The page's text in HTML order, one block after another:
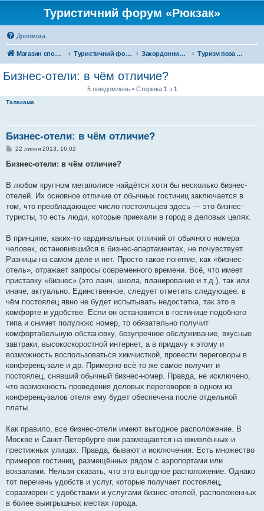
Туристичний форум «Рюкзак»
Допомога
Магазин спорядження Туристичний форум «Рюкзак» Закордонний туризм Туризм поза територією України
Бизнес-отели: в чём отличие?
5 повідомлень • Сторінка 1 з 1
Талакама
Бизнес-отели: в чём отличие?
П
в
о
л
е
н
22 липня 2013, 16:02
Бизнес-отели: в чём отличие?
В любом крупном мегаполисе найдётся хотя бы несколько бизнес-
отелей. Их основное отличие от обычных гостиниц заключается в
том, что преобладающее число постояльцев здесь — это бизнес-
туристы, то есть люди, которые приехали в город в деловых целях.
В принципе, каких-то кардинальных отличий от обычного номера
человек, остановившийся в бизнес-апартаментах, не почувствует.
Разницы на самом деле и нет. Просто такое понятие, как «бизнес-
отель», отражает запросы современного времени. Всё, что имеет
приставку «бизнес» (это ланч, школа, планирование и т.д.), так или
иначе, актуально. Единственное, следует отметить следующее: в
чём постоялец явно не будет испытывать недостатка, так это в
комфорте и удобстве. Если он остановится в гостинице подобного
типа и снимет полулюкс номер, то обязательно получит
комфортабельную обстановку, безупречное обслуживание, вкусные
завтраки, высокоскоростной интернет, а в придачу к этому и
возможность воспользоваться химчисткой, провести переговоры в
конференц-зале и др. Примерно всё то же самое получит и
постоялец, снявший обычный бизнес-номер. Правда, не исключено,
что возможность проведения деловых переговоров в одном из
конференц-залов отеля ему будет обеспечена после отдельной
платы.
Как правило, все бизнес-отели имеют выгодное расположение. В
Москве и Санкт-Петербурге они размещаются на оживлённых и
престижных улицах. Правда, бывают и исключения. Есть множество
примеров гостиниц, размещённых рядом с аэропортами или
вокзалами. Нельзя сказать, что это выгодное расположение. Однако
тот перечень удобств и услуг, которые получает постоялец,
соразмерен с удобствами и услугами бизнес-отелей, расположенных
в более выигрышных местах города.